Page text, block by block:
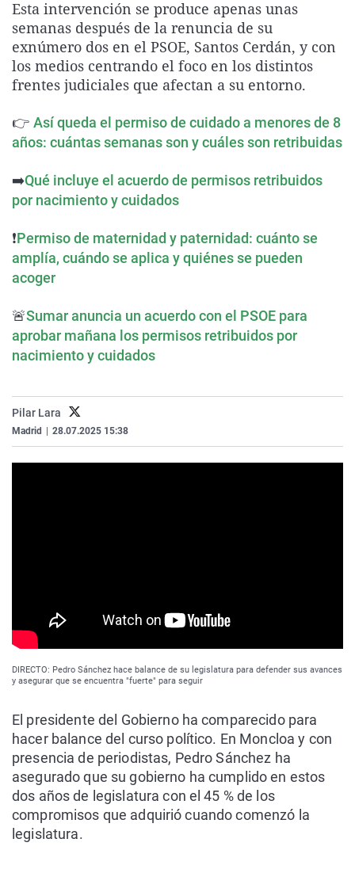
La rosa de los vientos
Gente viajera
Como el perro y el
Caso
Retornados
Equipo de
Extremadura
Galicia
La Rioja
País Vasco
Virales
Televisión
Elecciones
Esta intervención se produce apenas unas
semanas después de la renuncia de su
exnúmero dos en el PSOE, Santos Cerdán, y con
los medios centrando el foco en los distintos
frentes judiciales que afectan a su entorno.
👉 Así queda el permiso de cuidado a menores de 8
años: cuántas semanas son y cuáles son retribuidas
➡️Qué incluye el acuerdo de permisos retribuidos
por nacimiento y cuidados
❗Permiso de maternidad y paternidad: cuánto se
amplía, cuándo se aplica y quiénes se pueden
acoger
🚨Sumar anuncia un acuerdo con el PSOE para
aprobar mañana los permisos retribuidos por
nacimiento y cuidados
Pilar Lara
Madrid 28.07.2025 15:38
DIRECTO: Pedro Sánchez hace balance de su legislatura para defender sus avances
y asegurar que se encuentra "fuerte" para seguir
El presidente del Gobierno ha comparecido para
hacer balance del curso político. En Moncloa y con
presencia de periodistas, Pedro Sánchez ha
asegurado que su gobierno ha cumplido en estos
dos años de legislatura con el 45 % de los
compromisos que adquirió cuando comenzó la
legislatura.